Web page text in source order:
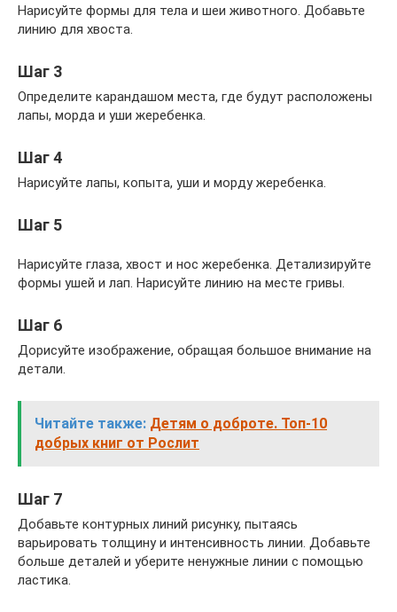
Нарисуйте формы для тела и шеи животного. Добавьте
линию для хвоста.
Шаг 3
Определите карандашом места, где будут расположены
лапы, морда и уши жеребенка.
Шаг 4
Нарисуйте лапы, копыта, уши и морду жеребенка.
Шаг 5
Нарисуйте глаза, хвост и нос жеребенка. Детализируйте
формы ушей и лап. Нарисуйте линию на месте гривы.
Шаг 6
Дорисуйте изображение, обращая большое внимание на
детали.
Читайте также: Детям о доброте. Топ-10
добрых книг от Рослит
Шаг 7
Добавьте контурных линий рисунку, пытаясь
варьировать толщину и интенсивность линии. Добавьте
больше деталей и уберите ненужные линии с помощью
ластика.